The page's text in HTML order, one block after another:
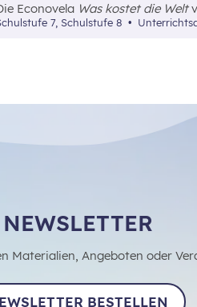
Econovela Was kostet die Welt
funktionieren kann.
Schulstufe 7, Schulstufe 8
NEWSLETTER
Materialien, Angeboten oder
BESTELLEN